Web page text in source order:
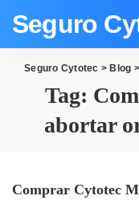
Seguro
Seguro Cytotec > Blog
Tag:
abortar
Comprar Cytotec